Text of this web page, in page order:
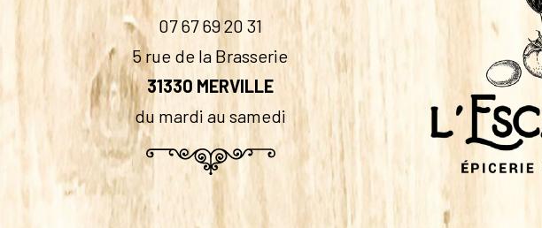
07 67 69 20 31
5 rue de la Brasserie
31330 MERVILLE
du mardi au samedi